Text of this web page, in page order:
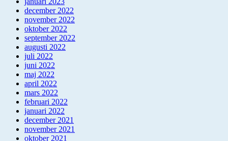
december 2022
november 2022
oktober 2022
september 2022
augusti 2022
juli 2022
juni 2022
maj 2022
april 2022
mars 2022
februari 2022
januari 2022
december 2021
november 2021
oktober 2021